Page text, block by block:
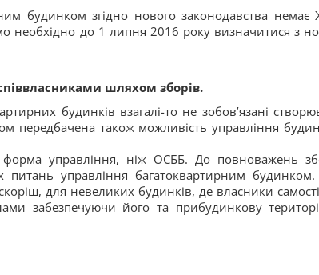
будинком згідно нового законодавства немає
необхідно до 1 липня 2016 року визначитися з
шляхом зборів.
будинків взагалі-то не зобов’язані
передбачена також можливість управління
управління, ніж ОСББ. До повноважень
питань управління багатоквартирним
для невеликих будинків, де власники
забезпечуючи його та прибудинкову